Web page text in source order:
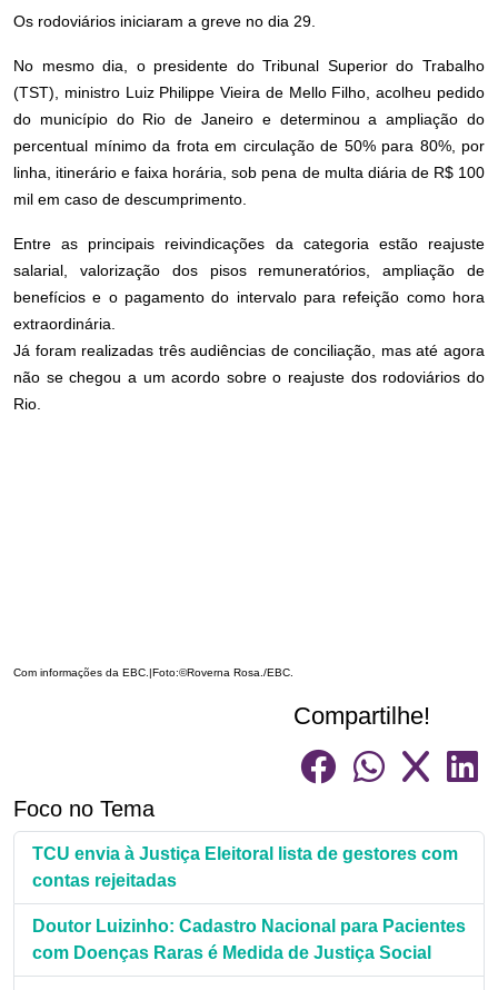
Os rodoviários iniciaram a greve no dia 29.
No mesmo dia, o presidente do Tribunal Superior do Trabalho
(TST), ministro Luiz Philippe Vieira de Mello Filho, acolheu pedido
do município do Rio de Janeiro e determinou a ampliação do
percentual mínimo da frota em circulação de 50% para 80%, por
linha, itinerário e faixa horária, sob pena de multa diária de R$ 100
mil em caso de descumprimento.
Entre as principais reivindicações da categoria estão reajuste
salarial, valorização dos pisos remuneratórios, ampliação de
benefícios e o pagamento do intervalo para refeição como hora
extraordinária.
Já foram realizadas três audiências de conciliação, mas até agora
não se chegou a um acordo sobre o reajuste dos rodoviários do
Rio.
Com informações da EBC.|Foto:©Roverna Rosa./EBC.
Compartilhe!
Foco no Tema
TCU envia à Justiça Eleitoral lista de gestores com
contas rejeitadas
Doutor Luizinho: Cadastro Nacional para Pacientes
com Doenças Raras é Medida de Justiça Social